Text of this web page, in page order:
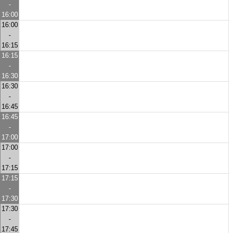
-
16:00
16:00
-
16:15
16:15
-
16:30
16:30
-
16:45
16:45
-
17:00
17:00
-
17:15
17:15
-
17:30
17:30
-
17:45